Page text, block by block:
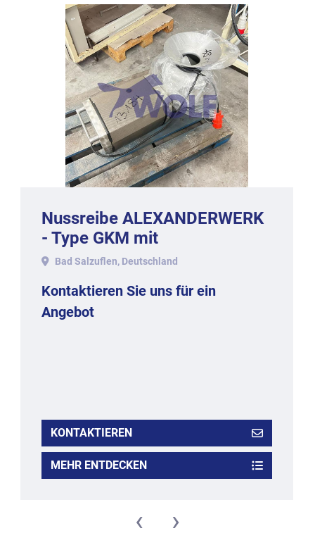
Nussreibe ALEXANDERWERK
- Type GKM mit
Aluminumgehäuse.
Bad Salzuflen, Deutschland
Kontaktieren Sie uns für ein
Angebot
KONTAKTIEREN
MEHR ENTDECKEN
‹ ›